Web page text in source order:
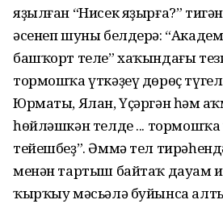
яҙылған “Нисек яҙырға?”
әсенеп шуны белдерә:
башҡорт теле” хаҡындағы
тормошҡа үткәҙеү дөрөҫ
Юрматы, Ялан, Үҫәргән һәм
һөйләшкән телде ... тормошҡа
тейешбеҙ”. Әммә тел
менән тартыш байтаҡ дауам
ҡырҡыу мәсьәлә буйынса